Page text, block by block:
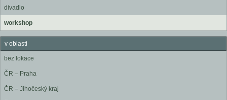
divadlo
workshop
v oblasti
bez lokace
ČR – Praha
ČR – Jihočeský kraj